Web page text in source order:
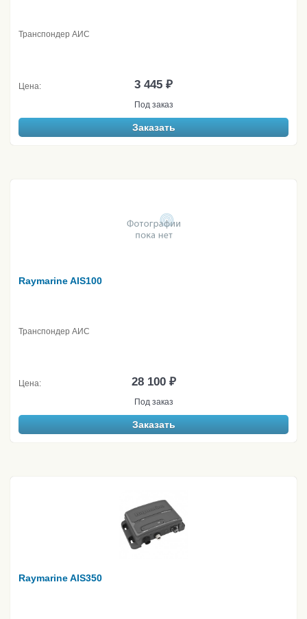
Транспондер АИС
Цена: 3 445 ₽
Под заказ
Заказать
Raymarine AIS100
Транспондер АИС
Цена: 28 100 ₽
Под заказ
Заказать
Raymarine AIS350